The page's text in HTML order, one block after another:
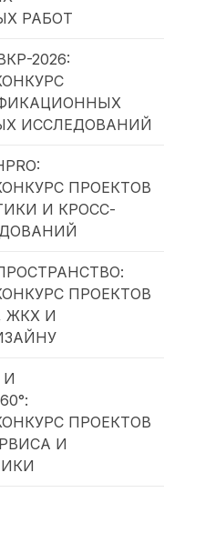
РАБОТ
2026:
ИССЛЕДОВАНИЙ
ПРОЕКТОВ
И КРОСС-
ПРОЕКТОВ
ЖКХ И
И
ПРОЕКТОВ
И